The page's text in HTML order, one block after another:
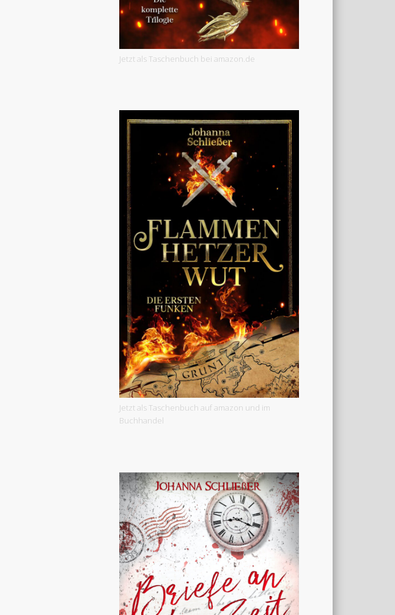
Jetzt als Taschenbuch bei amazon.de
Jetzt als Taschenbuch auf amazon und im
Buchhandel